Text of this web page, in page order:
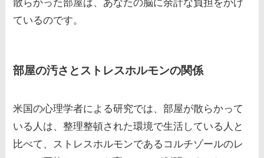
散らかった部屋は、あなたの脳に余計な負担をかけ
ているのです。
部屋の汚さとストレスホルモンの関係
米国の心理学者による研究では、部屋が散らかって
いる人は、整理整頓された環境で生活している人と
比べて、ストレスホルモンであるコルチゾールのレ